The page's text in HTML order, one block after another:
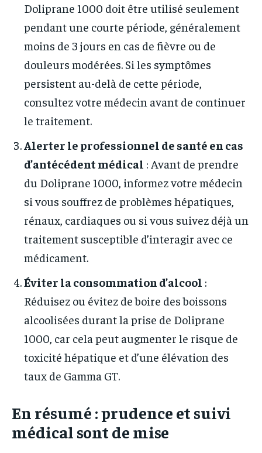
Doliprane 1000 doit être utilisé seulement
pendant une courte période, généralement
moins de 3 jours en cas de fièvre ou de
douleurs modérées. Si les symptômes
persistent au-delà de cette période,
consultez votre médecin avant de continuer
le traitement.
Alerter le professionnel de santé en cas
d’antécédent médical : Avant de prendre
du Doliprane 1000, informez votre médecin
si vous souffrez de problèmes hépatiques,
rénaux, cardiaques ou si vous suivez déjà un
traitement susceptible d’interagir avec ce
médicament.
Éviter la consommation d’alcool :
Réduisez ou évitez de boire des boissons
alcoolisées durant la prise de Doliprane
1000, car cela peut augmenter le risque de
toxicité hépatique et d’une élévation des
taux de Gamma GT.
En résumé : prudence et suivi
médical sont de mise